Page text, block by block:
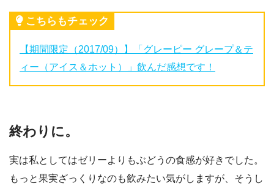
こちらもチェック
【期間限定（2017/09）】「グレーピー グレープ＆テ
ィー（アイス＆ホット）」飲んだ感想です！
終わりに。
実は私としてはゼリーよりもぶどうの食感が好きでした。
もっと果実ざっくりなのも飲みたい気がしますが、そうし